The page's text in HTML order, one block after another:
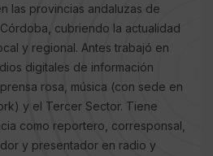
las provincias andaluzas de
cubriendo la actualidad
y regional. Antes trabajó en
digitales de información
rosa, música (con sede en
y el Tercer Sector. Tiene
como reportero, corresponsal,
y presentador en radio y